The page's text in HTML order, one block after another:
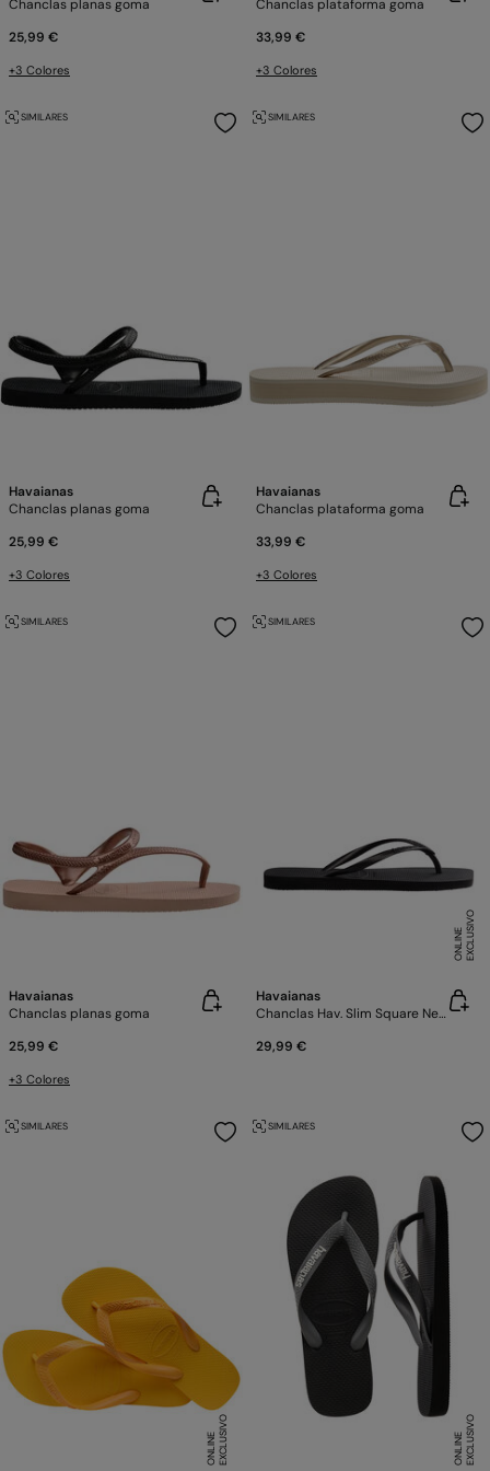
Chanclas planas goma
25,99 €
+3 Colores
Chanclas plataforma goma
33,99 €
+3 Colores
SIMILARES
Havaianas
Chanclas planas goma
25,99 €
+3 Colores
SIMILARES
Havaianas
Chanclas plataforma goma
33,99 €
+3 Colores
SIMILARES
Havaianas
Chanclas planas goma
25,99 €
+3 Colores
E
X
C
L
U
SI
V
O
O
N
LI
N
E
SIMILARES
Havaianas
Chanclas Hav. Slim Square Negro
29,99 €
E
X
C
L
U
SI
V
O
O
N
LI
N
E
SIMILARES
E
X
C
L
U
SI
V
O
O
N
LI
N
E
SIMILARES